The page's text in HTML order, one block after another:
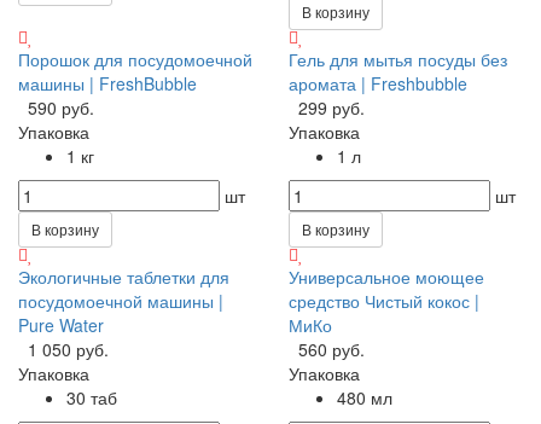
В корзину
Порошок для посудомоечной
машины | FreshBubble
590 руб.
Упаковка
1 кг
шт
В корзину
Гель для мытья посуды без
аромата | Freshbubble
299 руб.
Упаковка
1 л
шт
В корзину
Экологичные таблетки для
посудомоечной машины |
Pure Water
1 050 руб.
Упаковка
30 таб
Универсальное моющее
средство Чистый кокос |
МиКо
560 руб.
Упаковка
480 мл